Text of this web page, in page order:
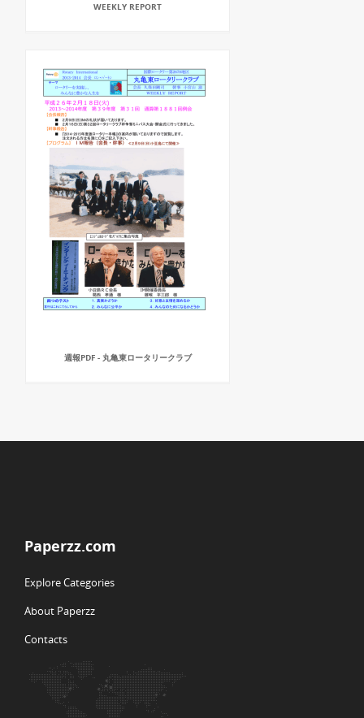
WEEKLY REPORT
週報PDF - 丸亀東ロータリークラブ
Paperzz.com
Explore Categories
About Paperzz
Contacts